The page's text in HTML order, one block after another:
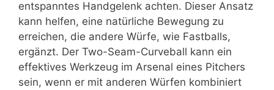
entspanntes Handgelenk achten. Dieser Ansatz
kann helfen, eine natürliche Bewegung zu
erreichen, die andere Würfe, wie Fastballs,
ergänzt. Der Two-Seam-Curveball kann ein
effektives Werkzeug im Arsenal eines Pitchers
sein, wenn er mit anderen Würfen kombiniert